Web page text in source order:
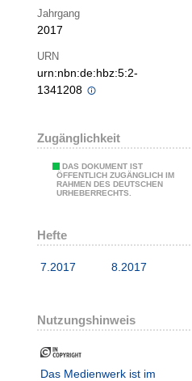
Jahrgang
2017
URN
urn:nbn:de:hbz:5:2-
1341208
Zugänglichkeit
DAS DOKUMENT IST
ÖFFENTLICH ZUGÄNGLICH IM
RAHMEN DES DEUTSCHEN
URHEBERRECHTS.
Hefte
7.2017 8.2017
Nutzungshinweis
Das Medienwerk ist im